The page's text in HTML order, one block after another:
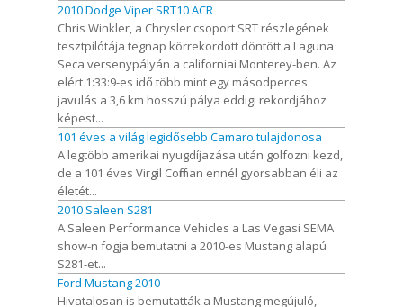
2010 Dodge Viper SRT10 ACR
Chris Winkler, a Chrysler csoport SRT részlegének
tesztpilótája tegnap körrekordott döntött a Laguna
Seca versenypályán a californiai Monterey-ben. Az
elért 1:33:9-es idő több mint egy másodperces
javulás a 3,6 km hosszú pálya eddigi rekordjához
képest...
101 éves a világ legidősebb Camaro tulajdonosa
A legtöbb amerikai nyugdíjazása után golfozni kezd,
de a 101 éves Virgil Coffman ennél gyorsabban éli az
életét...
2010 Saleen S281
A Saleen Performance Vehicles a Las Vegasi SEMA
show-n fogja bemutatni a 2010-es Mustang alapú
S281-et...
Ford Mustang 2010
Hivatalosan is bemutatták a Mustang megújuló,